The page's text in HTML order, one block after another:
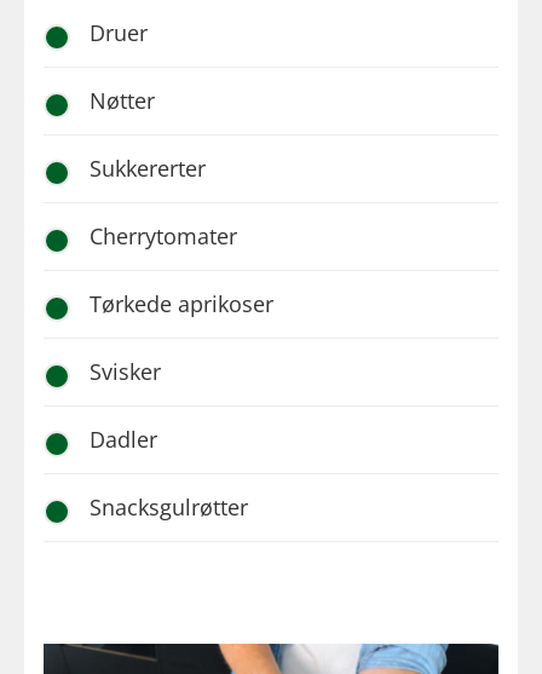
Druer
Nøtter
Sukkererter
Cherrytomater
Tørkede aprikoser
Svisker
Dadler
Snacksgulrøtter